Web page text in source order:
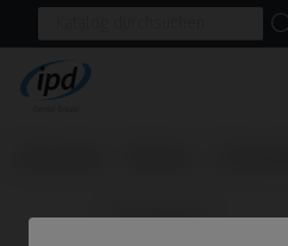
                      Schrauben